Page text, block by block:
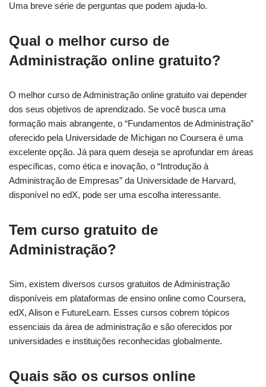
Uma breve série de perguntas que podem ajuda-lo.
Qual o melhor curso de
Administração online gratuito?
O melhor curso de Administração online gratuito vai depender
dos seus objetivos de aprendizado. Se você busca uma
formação mais abrangente, o “Fundamentos de Administração”
oferecido pela Universidade de Michigan no Coursera é uma
excelente opção. Já para quem deseja se aprofundar em áreas
específicas, como ética e inovação, o “Introdução à
Administração de Empresas” da Universidade de Harvard,
disponível no edX, pode ser uma escolha interessante.
Tem curso gratuito de
Administração?
Sim, existem diversos cursos gratuitos de Administração
disponíveis em plataformas de ensino online como Coursera,
edX, Alison e FutureLearn. Esses cursos cobrem tópicos
essenciais da área de administração e são oferecidos por
universidades e instituições reconhecidas globalmente.
Quais são os cursos online